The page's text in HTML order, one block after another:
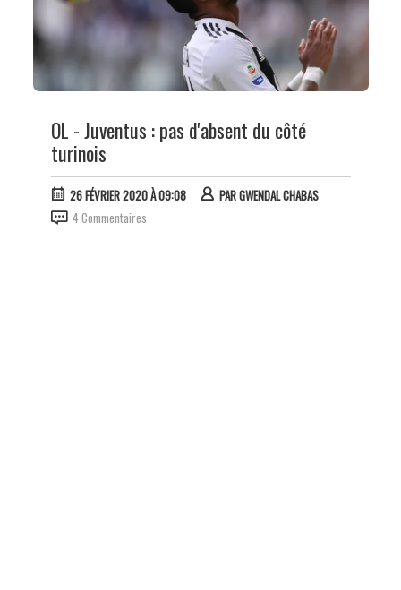
OL - Juventus : pas d'absent du côté
turinois
26 FÉVRIER 2020 À 09:08 PARGWENDAL CHABAS
4 Commentaires